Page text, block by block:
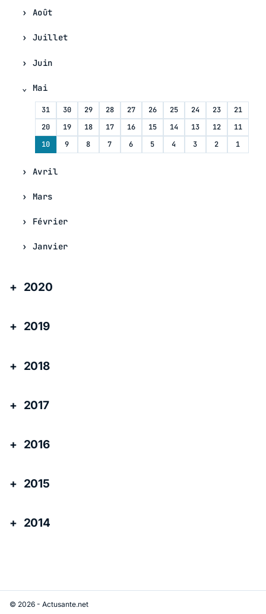
Août
Juillet
Juin
Mai
31 30 29 28 27 26 25 24 23
21
20
19 18 17 16 15 14 13 12
11
10
9 8 7 6 5 4 3 2 1
Avril
Mars
Février
Janvier
2020
2019
2018
2017
2016
2015
2014
© 2026 - Actusante.net